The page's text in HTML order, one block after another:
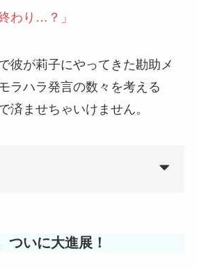
わり…？」
彼が莉子にやってきた勘助メ
ラハラ発言の数々を考える
済ませちゃいけません。
ついに大進展！